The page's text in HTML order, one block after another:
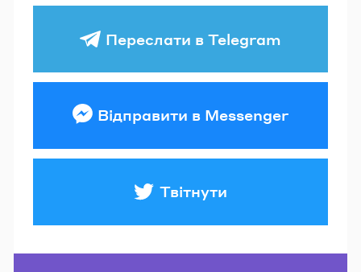
Переслати в Telegram
Відправити в Messenger
Твітнути